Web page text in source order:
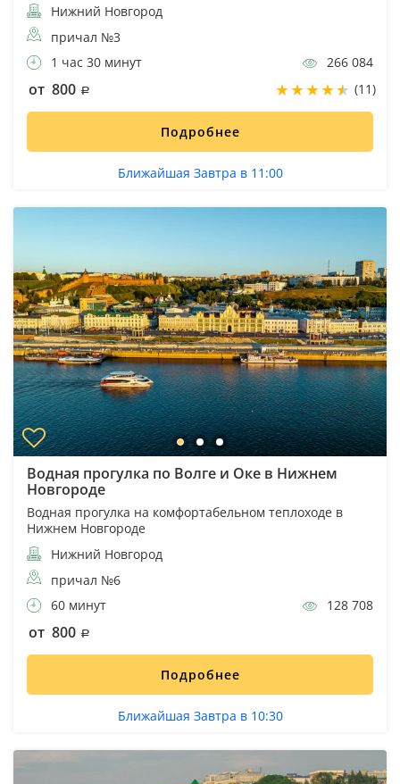
Нижний Новгород
причал №3
1 час 30 минут
266 084
от 800 (11)
Подробнее
Ближайшая Завтра в 11:00
Водная прогулка по Волге и Оке в Нижнем
Новгороде
Водная прогулка на комфортабельном теплоходе в
Нижнем Новгороде
Нижний Новгород
причал №6
60 минут
128 708
от 800
Подробнее
Ближайшая Завтра в 10:30